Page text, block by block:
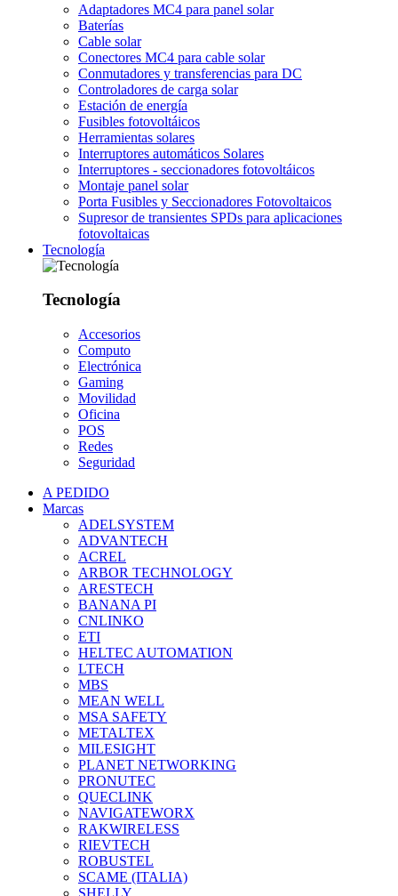
Adaptadores MC4 para panel solar
Baterías
Cable solar
Conectores MC4 para cable solar
Conmutadores y transferencias para DC
Controladores de carga solar
Estación de energía
Fusibles fotovoltáicos
Herramientas solares
Interruptores automáticos Solares
Interruptores - seccionadores fotovoltáicos
Montaje panel solar
Porta Fusibles y Seccionadores Fotovoltaicos
Supresor de transientes SPDs para aplicaciones
fotovoltaicas
Tecnología
Tecnología
Accesorios
Computo
Electrónica
Gaming
Movilidad
Oficina
POS
Redes
Seguridad
A PEDIDO
Marcas
ADELSYSTEM
ADVANTECH
ACREL
ARBOR TECHNOLOGY
ARESTECH
BANANA PI
CNLINKO
ETI
HELTEC AUTOMATION
LTECH
MBS
MEAN WELL
MSA SAFETY
METALTEX
MILESIGHT
PLANET NETWORKING
PRONUTEC
QUECLINK
NAVIGATEWORX
RAKWIRELESS
RIEVTECH
ROBUSTEL
SCAME (ITALIA)
SHELLY